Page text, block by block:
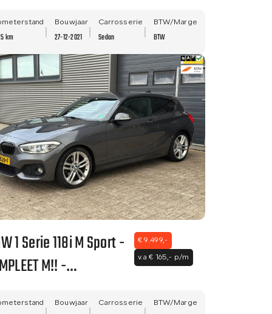
- VIRTUAL
AUTO!
km
Bouwjaar
27-12-2021
Carrosserie
Sedan
BTW/Marge
BTW
1 Serie 118i M Sport -
M!! -
€ 9.499,-
v.a € 165,- p/m
Bouwjaar Carrosserie BTW/Marge